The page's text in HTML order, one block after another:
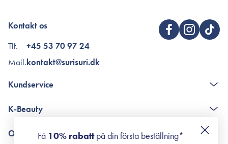
Kontakt os
Tlf.
Mail.
+45 53 70 97 24
kontakt@surisuri.dk
Kundservice
Poängshop - frågor och svar
K-Beauty
Retinol för nybörjare
Om Surisuri
Få 10% rabattpå din första beställning*